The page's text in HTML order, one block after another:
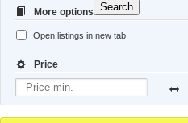
More options
Open listings in new tab
Price
Search